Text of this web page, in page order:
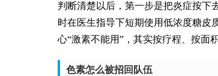
判断清楚以后，第一步是把炎症按下
时在医生指导下短期使用低浓度糖皮
心“激素不能用”，其实按疗程、按面
色素怎么被招回队伍